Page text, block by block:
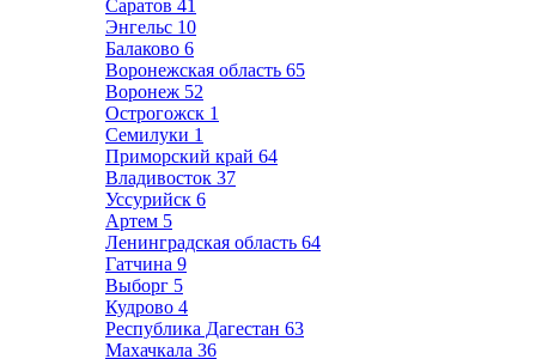
Саратов 41
Энгельс 10
Балаково 6
Воронежская область 65
Воронеж 52
Острогожск 1
Семилуки 1
Приморский край 64
Владивосток 37
Уссурийск 6
Артем 5
Ленинградская область 64
Гатчина 9
Выборг 5
Кудрово 4
Республика Дагестан 63
Махачкала 36